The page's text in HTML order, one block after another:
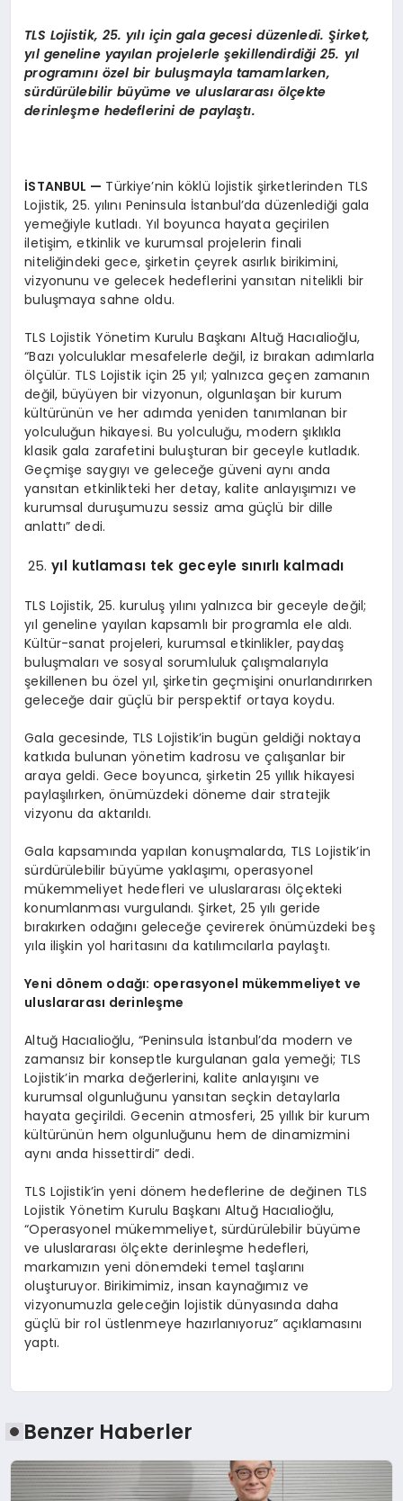
TLS Lojistik, 25. yılı için gala gecesi düzenledi. Şirket,
yıl geneline yayılan projelerle şekillendirdiği 25. yıl
programını özel bir buluşmayla tamamlarken,
sürdürülebilir büyüme ve uluslararası ölçekte
derinleşme hedeflerini de paylaştı.
İSTANBUL — Türkiye’nin köklü lojistik şirketlerinden TLS
Lojistik, 25. yılını Peninsula İstanbul’da düzenlediği gala
yemeğiyle kutladı. Yıl boyunca hayata geçirilen
iletişim, etkinlik ve kurumsal projelerin finali
niteliğindeki gece, şirketin çeyrek asırlık birikimini,
vizyonunu ve gelecek hedeflerini yansıtan nitelikli bir
buluşmaya sahne oldu.
TLS Lojistik Yönetim Kurulu Başkanı Altuğ Hacıalioğlu,
“Bazı yolculuklar mesafelerle değil, iz bırakan adımlarla
ölçülür. TLS Lojistik için 25 yıl; yalnızca geçen zamanın
değil, büyüyen bir vizyonun, olgunlaşan bir kurum
kültürünün ve her adımda yeniden tanımlanan bir
yolculuğun hikayesi. Bu yolculuğu, modern şıklıkla
klasik gala zarafetini buluşturan bir geceyle kutladık.
Geçmişe saygıyı ve geleceğe güveni aynı anda
yansıtan etkinlikteki her detay, kalite anlayışımızı ve
kurumsal duruşumuzu sessiz ama güçlü bir dille
anlattı” dedi.
yıl kutlaması tek geceyle sınırlı kalmadı
TLS Lojistik, 25. kuruluş yılını yalnızca bir geceyle değil;
yıl geneline yayılan kapsamlı bir programla ele aldı.
Kültür-sanat projeleri, kurumsal etkinlikler, paydaş
buluşmaları ve sosyal sorumluluk çalışmalarıyla
şekillenen bu özel yıl, şirketin geçmişini onurlandırırken
geleceğe dair güçlü bir perspektif ortaya koydu.
Gala gecesinde, TLS Lojistik’in bugün geldiği noktaya
katkıda bulunan yönetim kadrosu ve çalışanlar bir
araya geldi. Gece boyunca, şirketin 25 yıllık hikayesi
paylaşılırken, önümüzdeki döneme dair stratejik
vizyonu da aktarıldı.
Gala kapsamında yapılan konuşmalarda, TLS Lojistik’in
sürdürülebilir büyüme yaklaşımı, operasyonel
mükemmeliyet hedefleri ve uluslararası ölçekteki
konumlanması vurgulandı. Şirket, 25 yılı geride
bırakırken odağını geleceğe çevirerek önümüzdeki beş
yıla ilişkin yol haritasını da katılımcılarla paylaştı.
Yeni dönem odağı: operasyonel mükemmeliyet ve
uluslararası derinleşme
Altuğ Hacıalioğlu, “Peninsula İstanbul’da modern ve
zamansız bir konseptle kurgulanan gala yemeği; TLS
Lojistik’in marka değerlerini, kalite anlayışını ve
kurumsal olgunluğunu yansıtan seçkin detaylarla
hayata geçirildi. Gecenin atmosferi, 25 yıllık bir kurum
kültürünün hem olgunluğunu hem de dinamizmini
aynı anda hissettirdi” dedi.
TLS Lojistik’in yeni dönem hedeflerine de değinen TLS
Lojistik Yönetim Kurulu Başkanı Altuğ Hacıalioğlu,
“Operasyonel mükemmeliyet, sürdürülebilir büyüme
ve uluslararası ölçekte derinleşme hedefleri,
markamızın yeni dönemdeki temel taşlarını
oluşturuyor. Birikimimiz, insan kaynağımız ve
vizyonumuzla geleceğin lojistik dünyasında daha
güçlü bir rol üstlenmeye hazırlanıyoruz” açıklamasını
yaptı.
Benzer Haberler